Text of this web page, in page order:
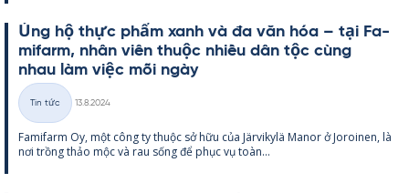
Ủng hộ thực phẩm xanh và đa văn hóa – tại Fa­
mi­farm, nhân viên thuộc nhiều dân tộc cùng
nhau làm việc mỗi ngày
Thể
loại
Tin tức
13.8.2024
Fa­mi­farm Oy, một công ty thuộc sở hữu của Jär­vi­kylä Ma­nor ở Jo­roi­nen, là
nơi trồng thảo mộc và rau sống để phục vụ toàn...